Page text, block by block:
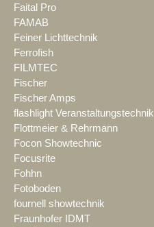
Faital Pro
FAMAB
Feiner Lichttechnik
Ferrofish
FILMTEC
Fischer
Fischer Amps
flashlight Veranstaltungstechnik
Flottmeier & Rehrmann
Focon Showtechnic
Focusrite
Fohhn
Fotoboden
fournell showtechnik
Fraunhofer IDMT